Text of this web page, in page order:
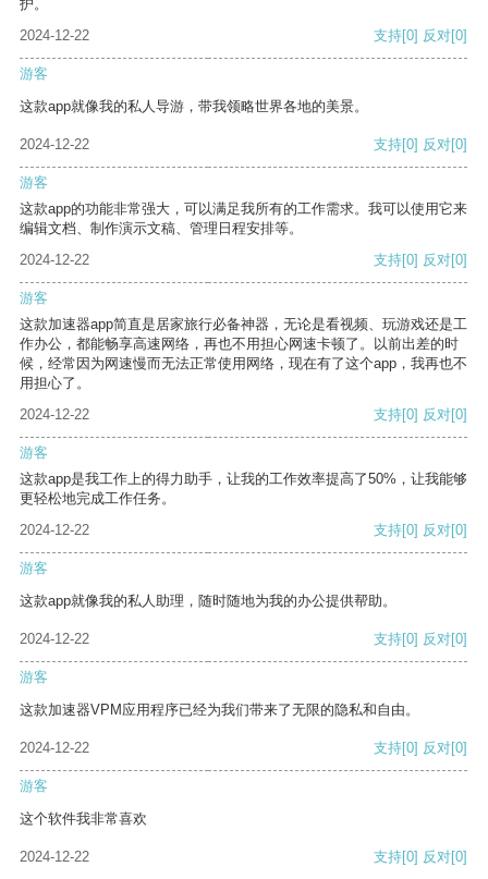
护。
2024-12-22
支持[0] 反对[0]
游客
这款app就像我的私人导游，带我领略世界各地的美景。
2024-12-22 支持[0] 反对[0]
游客
这款app的功能非常强大，可以满足我所有的工作需求。我可以使用它来
编辑文档、制作演示文稿、管理日程安排等。
2024-12-22
支持[0] 反对[0]
游客
这款加速器app简直是居家旅行必备神器，无论是看视频、玩游戏还是工
作办公，都能畅享高速网络，再也不用担心网速卡顿了。以前出差的时
候，经常因为网速慢而无法正常使用网络，现在有了这个app，我再也不
用担心了。
2024-12-22
支持[0] 反对[0]
游客
这款app是我工作上的得力助手，让我的工作效率提高了50%，让我能够
更轻松地完成工作任务。
2024-12-22
支持[0] 反对[0]
游客
这款app就像我的私人助理，随时随地为我的办公提供帮助。
2024-12-22 支持[0] 反对[0]
游客
这款加速器VPM应用程序已经为我们带来了无限的隐私和自由。
2024-12-22 支持[0] 反对[0]
游客
这个软件我非常喜欢
2024-12-22 支持[0] 反对[0]